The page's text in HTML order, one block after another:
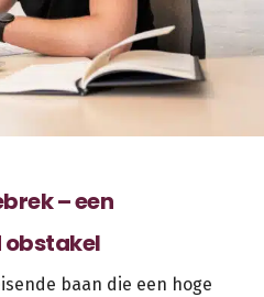
– een
baan die een hoge